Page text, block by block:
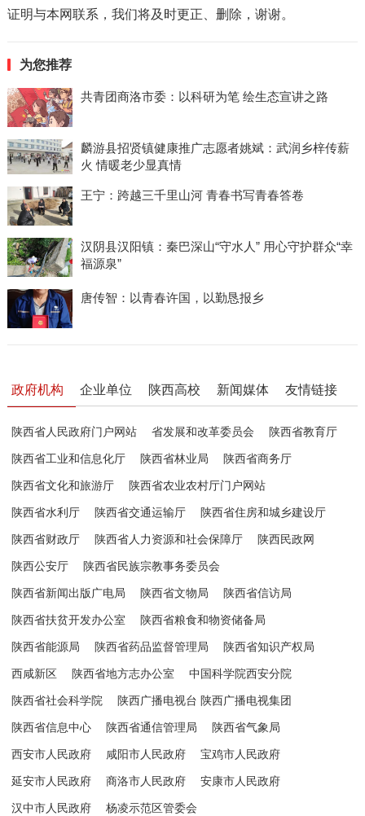
证明与本网联系，我们将及时更正、删除，谢谢。
为您推荐
共青团商洛市委：以科研为笔 绘生态宣讲之路
麟游县招贤镇健康推广志愿者姚斌：武润乡梓传薪
火 情暖老少显真情
王宁：跨越三千里山河 青春书写青春答卷
汉阴县汉阳镇：秦巴深山“守水人” 用心守护群众“幸
福源泉”
唐传智：以青春许国，以勤恳报乡
政府机构 企业单位 陕西高校 新闻媒体 友情链接
陕西省人民政府门户网站 省发展和改革委员会 陕西省教育厅
陕西省工业和信息化厅 陕西省林业局 陕西省商务厅
陕西省文化和旅游厅 陕西省农业农村厅门户网站
陕西省水利厅 陕西省交通运输厅 陕西省住房和城乡建设厅
陕西省财政厅 陕西省人力资源和社会保障厅 陕西民政网
陕西公安厅 陕西省民族宗教事务委员会
陕西省新闻出版广电局 陕西省文物局 陕西省信访局
陕西省扶贫开发办公室 陕西省粮食和物资储备局
陕西省能源局 陕西省药品监督管理局 陕西省知识产权局
西咸新区 陕西省地方志办公室 中国科学院西安分院
陕西省社会科学院 陕西广播电视台 陕西广播电视集团
陕西省信息中心 陕西省通信管理局 陕西省气象局
西安市人民政府 咸阳市人民政府 宝鸡市人民政府
延安市人民政府 商洛市人民政府 安康市人民政府
汉中市人民政府 杨凌示范区管委会